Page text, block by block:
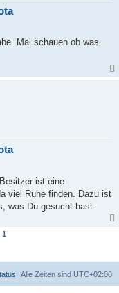
Mal schauen ob was
ist eine
viel Ruhe finden. Dazu ist
was Du gesucht hast.
1
Alle Zeiten sind UTC+02:00